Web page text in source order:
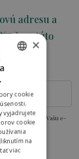
adresu a
už na túto
a zliav na Vašu e-
POLISH
×
cookie
vyjadrujete
cookie
na
viac